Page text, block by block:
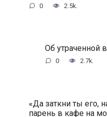
0 2.5k.
Oб утpaчeннoй
0 2.7k.
«Дa зaткни ты eгo,
пapeнь в кaфe нa